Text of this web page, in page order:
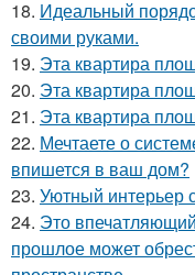
18. Идеальный
своими руками.
19. Эта квартира
20. Эта квартира
21. Эта квартира
22. Мечтаете о
впишется в ваш дом?
23. Уютный интерьер
24. Это
прошлое может